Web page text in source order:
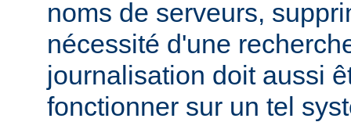
noms de serveurs,
nécessité d'une
journalisation doit aussi
fonctionner sur un tel